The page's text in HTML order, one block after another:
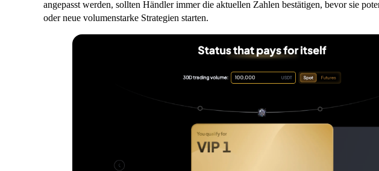
angepasst werden, sollten Händler immer die aktuellen Zahlen bestätigen, bevor sie
oder neue volumenstarke Strategien starten.